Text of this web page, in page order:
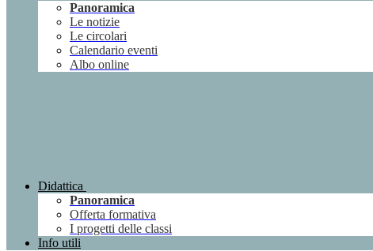
Panoramica
Le notizie
Le circolari
Calendario eventi
Albo online
Didattica
Panoramica
Offerta formativa
I progetti delle classi
Info utili